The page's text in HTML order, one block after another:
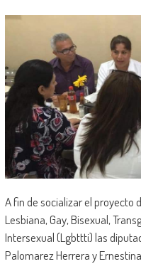
A fin de socializar el proyecto
Lesbiana, Gay, Bisexual,
Intersexual (Lgbttti) las
Palomarez Herrera y